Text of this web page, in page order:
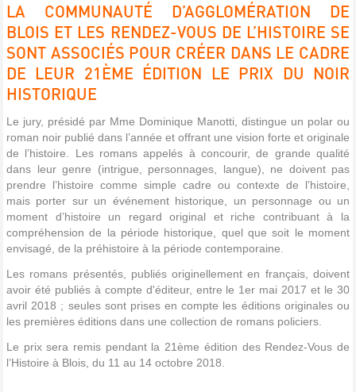
LA COMMUNAUTÉ D’AGGLOMÉRATION DE
BLOIS ET LES RENDEZ-VOUS DE L’HISTOIRE SE
SONT ASSOCIÉS POUR CRÉER DANS LE CADRE
DE LEUR 21ÈME ÉDITION LE PRIX DU NOIR
HISTORIQUE
Le jury, présidé par Mme Dominique Manotti, distingue un polar ou
roman noir publié dans l’année et offrant une vision forte et originale
de l’histoire. Les romans appelés à concourir, de grande qualité
dans leur genre (intrigue, personnages, langue), ne doivent pas
prendre l’histoire comme simple cadre ou contexte de l’histoire,
mais porter sur un événement historique, un personnage ou un
moment d’histoire un regard original et riche contribuant à la
compréhension de la période historique, quel que soit le moment
envisagé, de la préhistoire à la période contemporaine.
Les romans présentés, publiés originellement en français, doivent
avoir été publiés à compte d'éditeur, entre le 1er mai 2017 et le 30
avril 2018 ; seules sont prises en compte les éditions originales ou
les premières éditions dans une collection de romans policiers.
Le prix sera remis pendant la 21ème édition des Rendez-Vous de
l’Histoire à Blois, du 11 au 14 octobre 2018.